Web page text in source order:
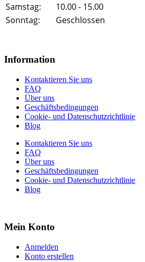
Samstag:
10.00 - 15.00
Sonntag:
Geschlossen
Information
Kontaktieren Sie uns
FAQ
Über uns
Geschäftsbedingungen
Cookie- und Datenschutzrichtlinie
Blog
Kontaktieren Sie uns
FAQ
Über uns
Geschäftsbedingungen
Cookie- und Datenschutzrichtlinie
Blog
Mein Konto
Anmelden
Konto erstellen